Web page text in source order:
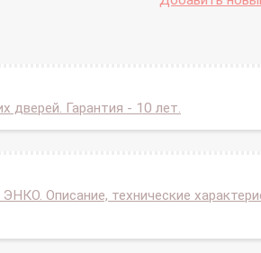
дверей. Гарантия - 10 лет.
Описание, технические